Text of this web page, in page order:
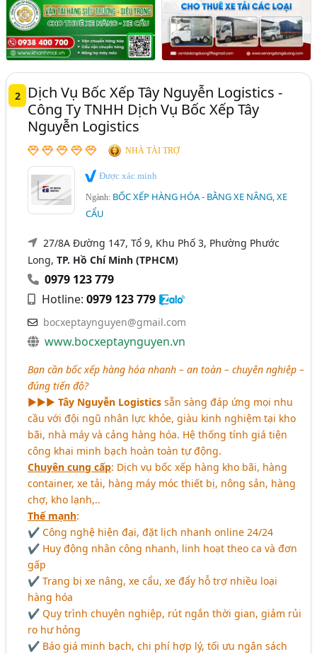
2
Dịch Vụ Bốc Xếp Tây Nguyễn Logistics -
Công Ty TNHH Dịch Vụ Bốc Xếp Tây
Nguyễn Logistics
NHÀ TÀI TRỢ
Được xác minh
Ngành: BỐC XẾP HÀNG HÓA - BẰNG XE NÂNG, XE
CẨU
27/8A Đường 147, Tổ 9, Khu Phố 3, Phường Phước
Long,TP. Hồ Chí Minh (TPHCM)
0979 123 779
Hotline:0979 123 779
bocxeptaynguyen@gmail.com
www.bocxeptaynguyen.vn
Bạn cần bốc xếp hàng hóa nhanh – an toàn – chuyên nghiệp –
đúng tiến độ?
►►►Tây Nguyễn Logistics sẵn sàng đáp ứng mọi nhu
cầu với đội ngũ nhân lực khỏe, giàu kinh nghiệm tại kho
bãi, nhà máy và cảng hàng hóa. Hệ thống tính giá tiện
công khai minh bạch hoàn toàn tự động.
Chuyên cung cấp: Dịch vụ bốc xếp hàng kho bãi, hàng
container, xe tải, hàng máy móc thiết bị, nông sản, hàng
chợ, kho lạnh,..
Thế mạnh:
✔ Công nghệ hiện đại, đặt lịch nhanh online 24/24
✔ Huy động nhân công nhanh, linh hoạt theo ca và đơn
gấp
✔ Trang bị xe nâng, xe cẩu, xe đẩy hỗ trợ nhiều loại
hàng hóa
✔ Quy trình chuyên nghiệp, rút ngắn thời gian, giảm rủi
ro hư hỏng
✔ Báo giá minh bạch, chi phí hợp lý, tối ưu ngân sách